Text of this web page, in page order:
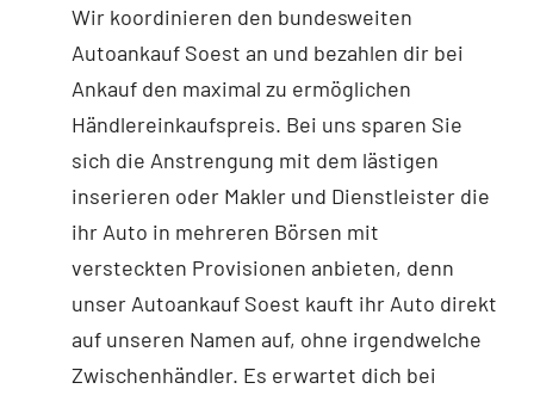
Wir koordinieren den bundesweiten
Autoankauf Soest an und bezahlen dir bei
Ankauf den maximal zu ermöglichen
Händlereinkaufspreis. Bei uns sparen Sie
sich die Anstrengung mit dem lästigen
inserieren oder Makler und Dienstleister die
ihr Auto in mehreren Börsen mit
versteckten Provisionen anbieten, denn
unser Autoankauf Soest kauft ihr Auto direkt
auf unseren Namen auf, ohne irgendwelche
Zwischenhändler. Es erwartet dich bei